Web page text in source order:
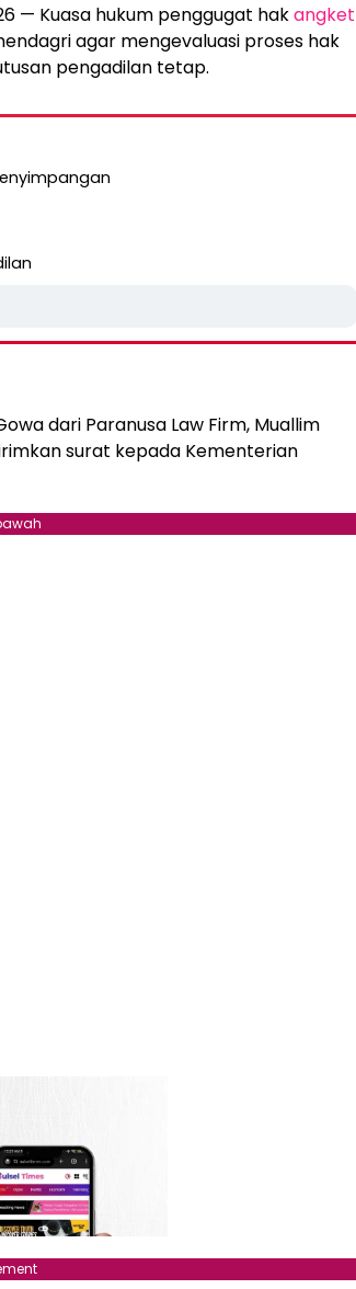
— Kuasa hukum penggugat hakangket
agar mengevaluasi proses hak
pengadilan tetap.
dari Paranusa Law Firm, Muallim
surat kepada Kementerian